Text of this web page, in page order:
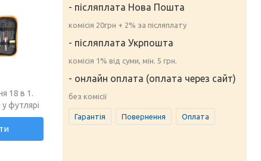
18 в 1.
футлярі
- післяплата Нова Пошта
комісія 20грн + 2% за післяплату
- післяплата Укрпошта
комісія 1% від суми, мін. 5 грн.
- онлайн оплата (оплата через сайт)
без комісії
Гарантія Повернення Оплата